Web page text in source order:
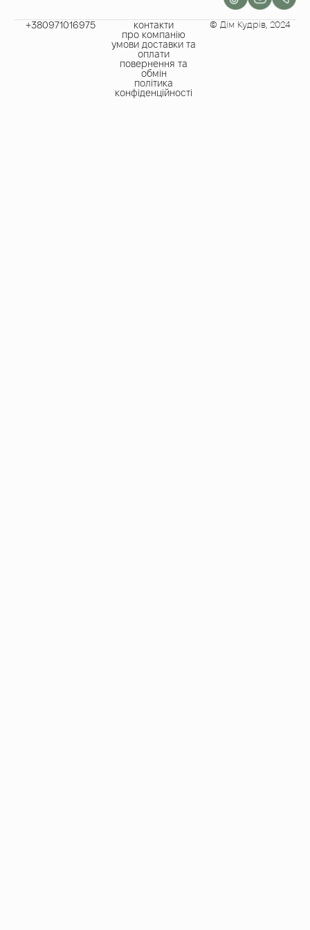
+380971016975​
контакти
про компанію
умови доставки та
оплати
повернення та
обмін
політика
конфіденційності
© Дім Кудрів, 2024